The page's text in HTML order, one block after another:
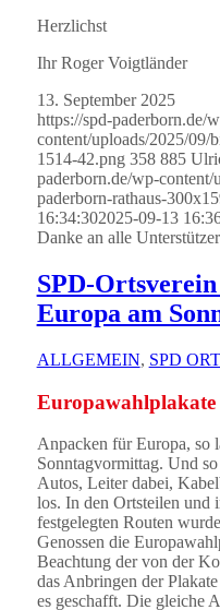
Herzlichst
Ihr Roger Voigtländer
13. September 2025
https://spd-paderborn.de/
content/uploads/2025/
1514-42.png 358 885
paderborn.de/wp-
paderborn-rathaus-
16:34:302025-09-13
Danke an alle Unterstützer
SPD-
Europa am
ALLGEMEIN, SPD
Europawahlplakate
Anpacken für Europa, so
Sonntagvormittag. Und
Autos, Leiter dabei,
los. In den Ortsteilen und
festgelegten Routen
Genossen die
Beachtung der von der
das Anbringen der
es geschafft. Die gleiche